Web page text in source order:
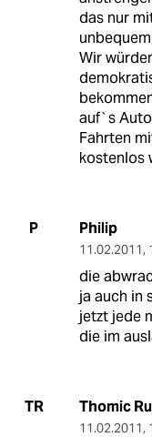
das nur
Wir
auf`s
Fahrten
kostenlos
P Philip
11.02.2011,
die
ja auch in
jetzt jede
die im
TR Thomic
11.02.2011,